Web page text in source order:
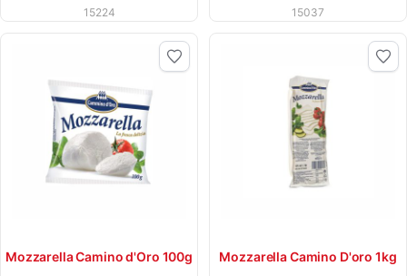
15224 15037
Mozzarella Camino d'Oro 100g Mozzarella Camino D'oro 1kg